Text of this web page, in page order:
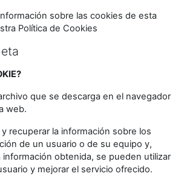
sobre las cookies de esta
Política de Cookies
que se descarga en el navegador
web.
recuperar la información sobre los
de un usuario o de su equipo y,
obtenida, se pueden utilizar
y mejorar el servicio ofrecido.